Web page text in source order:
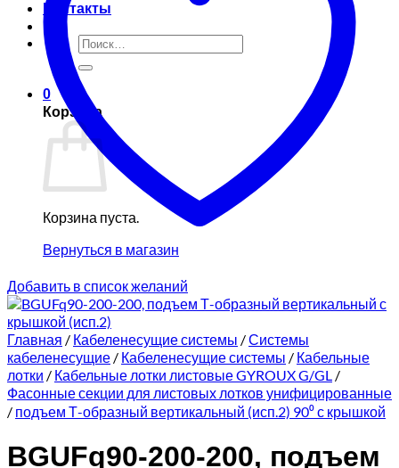
Контакты
Искать:
0
Корзина
Корзина пуста.
Вернуться в магазин
Добавить в список желаний
Главная / Кабеленесущие системы /Системы
кабеленесущие / Кабеленесущие системы / Кабельные
лотки / Кабельные лотки листовые GYROUX G/GL /
Фасонные секции для листовых лотков унифицированные
/ подъем Т-образный вертикальный (исп.2) 90⁰ с крышкой
BGUFq90-200-200, подъем